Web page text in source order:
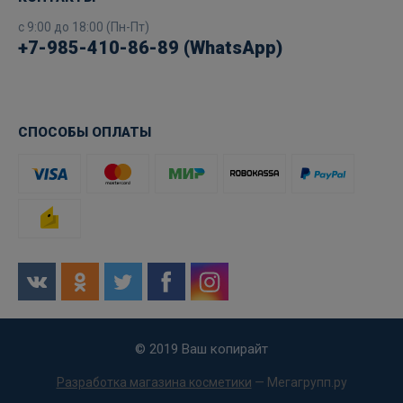
с 9:00 до 18:00 (Пн-Пт)
+7-985-410-86-89 (WhatsApp)
СПОСОБЫ ОПЛАТЫ
© 2019 Ваш копирайт
Разработка магазина косметики — Мегагрупп.ру